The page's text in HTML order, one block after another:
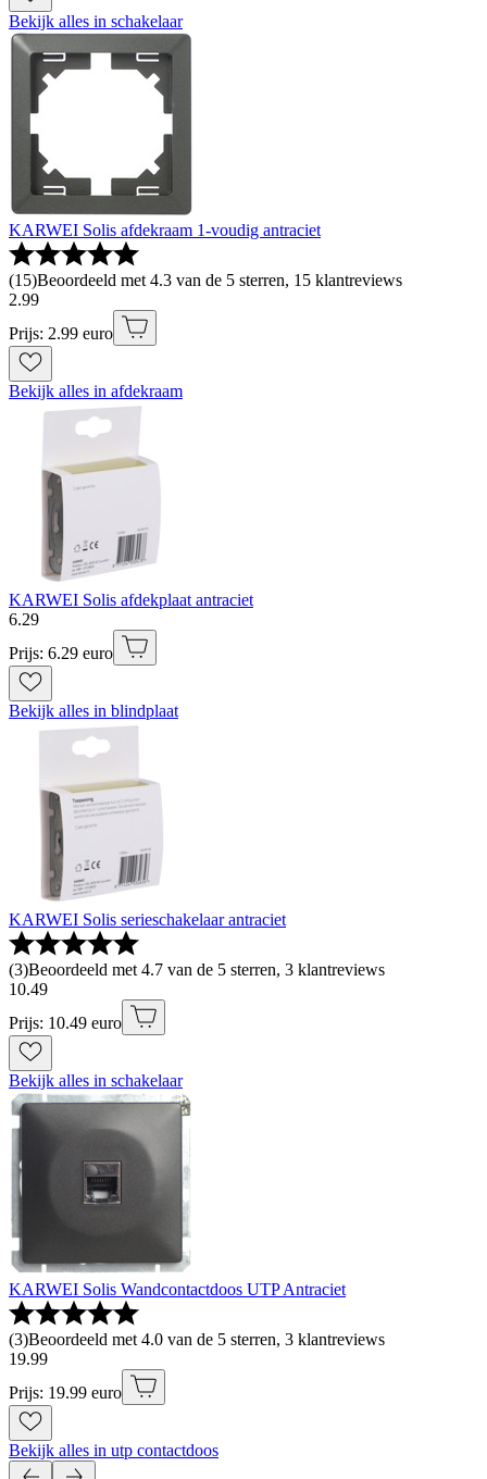
Bekijk alles in schakelaar
KARWEI Solis afdekraam 1-voudig antraciet
(15)Beoordeeld met 4.3 van de 5 sterren, 15 klantreviews
2.99
Prijs: 2.99 euro
Bekijk alles in afdekraam
KARWEI Solis afdekplaat antraciet
6.29
Prijs: 6.29 euro
Bekijk alles in blindplaat
KARWEI Solis serieschakelaar antraciet
(3)Beoordeeld met 4.7 van de 5 sterren, 3 klantreviews
10.49
Prijs: 10.49 euro
Bekijk alles in schakelaar
KARWEI Solis Wandcontactdoos UTP Antraciet
(3)Beoordeeld met 4.0 van de 5 sterren, 3 klantreviews
19.99
Prijs: 19.99 euro
Bekijk alles in utp contactdoos